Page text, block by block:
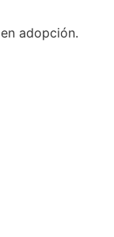
adopción.